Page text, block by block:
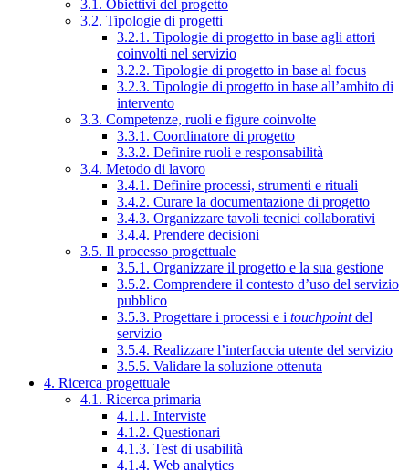
3.1. Obiettivi del progetto
3.2. Tipologie di progetti
3.2.1. Tipologie di progetto in base agli attori
coinvolti nel servizio
3.2.2. Tipologie di progetto in base al focus
3.2.3. Tipologie di progetto in base all’ambito di
intervento
3.3. Competenze, ruoli e figure coinvolte
3.3.1. Coordinatore di progetto
3.3.2. Definire ruoli e responsabilità
3.4. Metodo di lavoro
3.4.1. Definire processi, strumenti e rituali
3.4.2. Curare la documentazione di progetto
3.4.3. Organizzare tavoli tecnici collaborativi
3.4.4. Prendere decisioni
3.5. Il processo progettuale
3.5.1. Organizzare il progetto e la sua gestione
3.5.2. Comprendere il contesto d’uso del servizio
pubblico
3.5.3. Progettare i processi e i touchpointdel
servizio
3.5.4. Realizzare l’interfaccia utente del servizio
3.5.5. Validare la soluzione ottenuta
4. Ricerca progettuale
4.1. Ricerca primaria
4.1.1. Interviste
4.1.2. Questionari
4.1.3. Test di usabilità
4.1.4. Web analytics